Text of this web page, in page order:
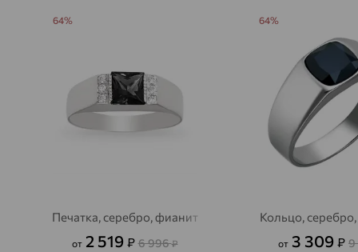
Печатка, серебро, фианит
от 2 519 ₽ 6 996₽
64%
Кольцо,
от 3 309 ₽ 9
64%